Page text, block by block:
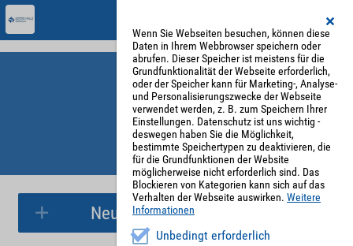
Parkplatzreservierung
Neue Parkplatzreservierung
Wenn Sie Webseiten besuchen, können diese
Daten in Ihrem Webbrowser speichern oder
abrufen. Dieser Speicher ist meistens für die
Grundfunktionalität der Webseite erforderlich,
oder der Speicher kann für Marketing-, Analyse-
und Personalisierungszwecke der Webseite
verwendet werden, z. B. zum Speichern Ihrer
Einstellungen. Datenschutz ist uns wichtig -
deswegen haben Sie die Möglichkeit,
bestimmte Speichertypen zu deaktivieren, die
für die Grundfunktionen der Website
möglicherweise nicht erforderlich sind. Das
Blockieren von Kategorien kann sich auf das
Verhalten der Webseite auswirken. Weitere
Informationen
Unbedingt erforderlich